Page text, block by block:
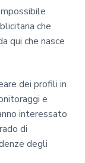
che
qui che nasce
dei profili in
e
interessato
di
degli